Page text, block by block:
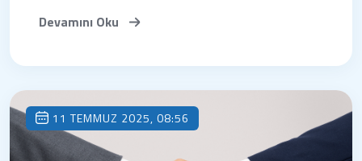
Devamını Oku
11 TEMMUZ 2025, 08:56